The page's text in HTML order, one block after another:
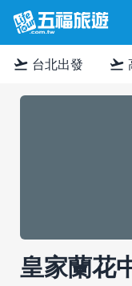
flight_takeoff 台北出發 flight_takeoff
皇家蘭花